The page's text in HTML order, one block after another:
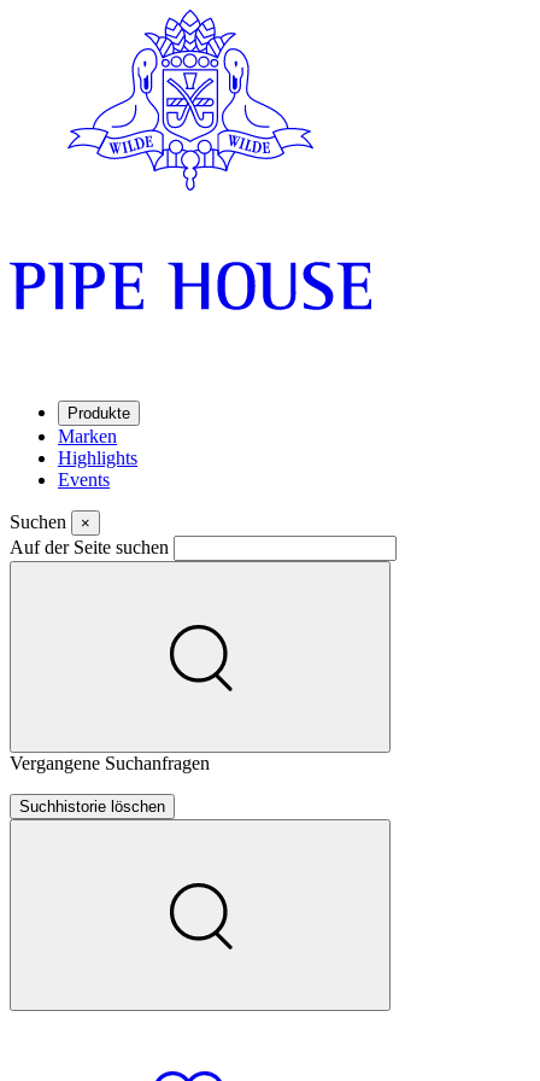
Produkte
Marken
Highlights
Events
Suchen ×
Auf der Seite suchen
Vergangene Suchanfragen
Suchhistorie löschen